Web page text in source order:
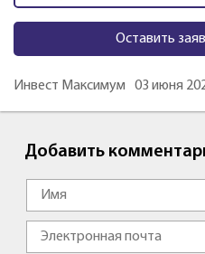
Оставить
Инвест Максимум 03 июня
Добавить